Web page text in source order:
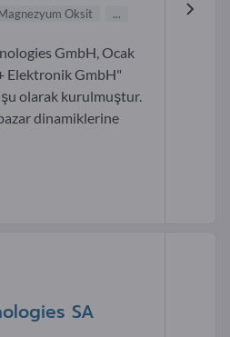
Oksit ...
GmbH, Ocak
Elektronik GmbH"
olarak kurulmuştur.
dinamiklerine
SA